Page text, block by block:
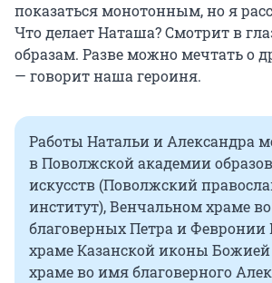
показаться монотонным, но я
Что делает Наташа? Смотрит в
образам. Разве можно мечтать о
— говорит наша героиня.
Работы Натальи и Александра
в Поволжской академии
искусств (Поволжский
институт), Венчальном храме
благоверных Петра и
храме Казанской иконы
храме во имя благоверного